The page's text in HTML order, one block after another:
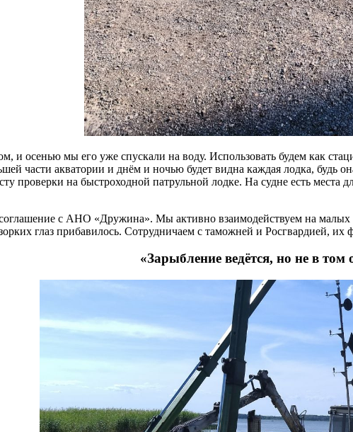
осенью мы его уже спускали на воду. Использовать будем как
части акватории и днём и ночью будет видна каждая лодка, будь
проверки на быстроходной патрульной лодке. На судне есть
с АНО «Дружина». Мы активно взаимодействуем на
глаз прибавилось. Сотрудничаем с таможней и Росгвардией, их
«Зарыбление ведётся, но не в том